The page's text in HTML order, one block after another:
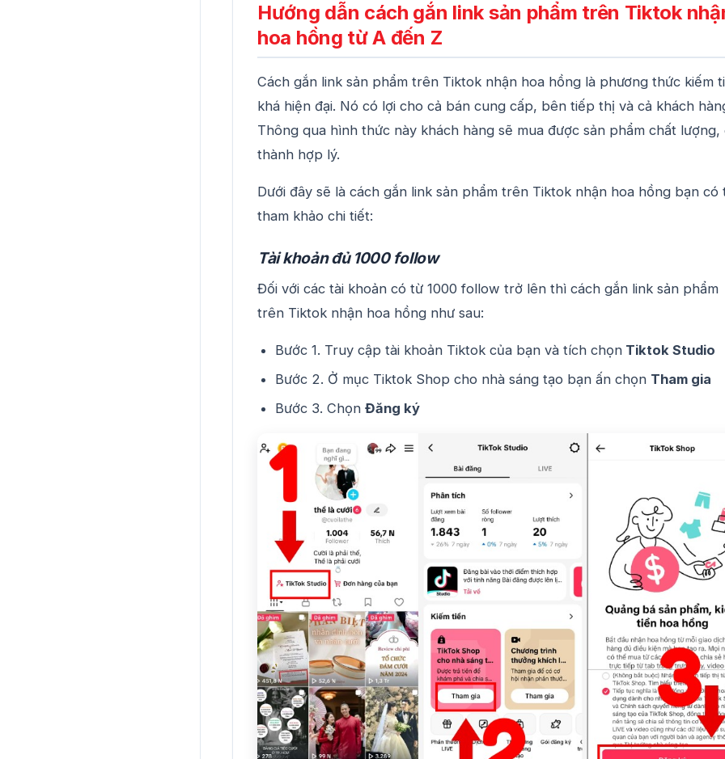
Hướng dẫn cách gắn link sản phẩm trên Tiktok
hoa hồng từ A đến Z
Cách gắn link sản phẩm trên Tiktok nhận hoa hồng là phương thức kiếm
khá hiện đại. Nó có lợi cho cả bán cung cấp, bên tiếp thị và cả khách
Thông qua hình thức này khách hàng sẽ mua được sản phẩm chất lượng,
thành hợp lý.
Dưới đây sẽ là cách gắn link sản phẩm trên Tiktok nhận hoa hồng bạn có
tham khảo chi tiết:
Tài khoản đủ 1000 follow
Đối với các tài khoản có từ 1000 follow trở lên thì cách gắn link sản phẩm
trên Tiktok nhận hoa hồng như sau:
Bước 1. Truy cập tài khoản Tiktok của bạn và tích chọn Tiktok Studio
Bước 2. Ở mục Tiktok Shop cho nhà sáng tạo bạn ấn chọn Tham gia
Bước 3. Chọn Đăng ký